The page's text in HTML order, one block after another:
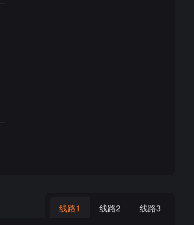
线路1 线路2 线路3